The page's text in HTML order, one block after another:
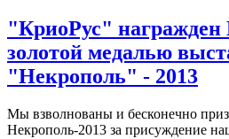
"КриоРус"
золотой медалью
"Некрополь" - 2013
Мы взволнованы и бесконечно
Некрополь-2013 за присуждение